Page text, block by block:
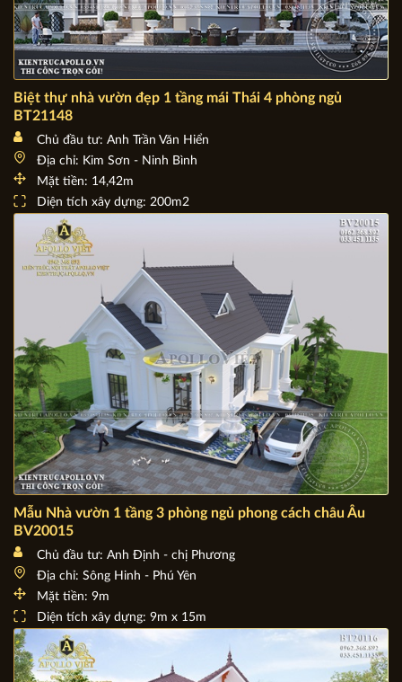
Biệt thự nhà vườn đẹp 1 tầng mái Thái 4 phòng ngủ
BT21148
Chủ đầu tư: Anh Trần Văn Hiển
Địa chỉ: Kim Sơn - Ninh Bình
Mặt tiền: 14,42m
Diện tích xây dựng: 200m2
Mẫu Nhà vườn 1 tầng 3 phòng ngủ phong cách châu Âu
BV20015
Chủ đầu tư: Anh Định - chị Phương
Địa chỉ: Sông Hinh - Phú Yên
Mặt tiền: 9m